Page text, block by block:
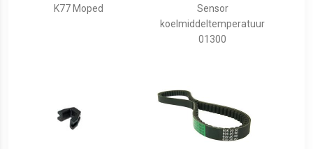
K77 Moped
Sensor
koelmiddeltemperatuur
01300